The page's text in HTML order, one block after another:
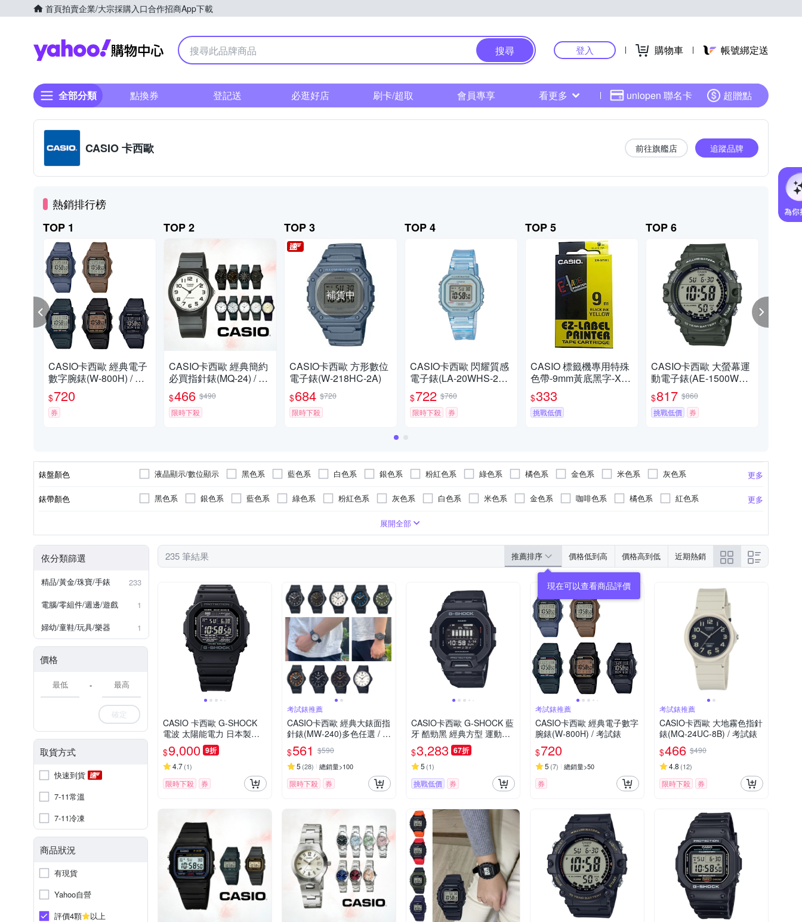
首頁拍賣企業/大宗採購入口合作招商App下載
Yahoo購物中心
搜尋 登入 購物車 帳號綁定送
全部分類 點換券 登記送 必逛好店 刷卡/超取 會員專享 看更多 uniopen 聯名卡 超贈點
CASIO 卡西歐 前往旗艦店 追蹤品牌
熱銷排行榜
TOP 1
CASIO卡西歐 經典電子
數字腕錶(W-800H) / 考
試錶
$720
券
TOP 2
CASIO卡西歐 經典簡約
必買指針錶(MQ-24) / 考
試錶
$466 $490
限時下殺
TOP 3
補貨中
CASIO卡西歐 方形數位
電子錶(W-218HC-2A)
$684 $720
限時下殺
TOP 4
CASIO卡西歐 閃耀質感
電子錶(LA-20WHS-2A) /
考試錶
$722 $760
限時下殺
券
TOP 5
CASIO 標籤機專用特殊
色帶-9mm黃底黑字-XR-
9YW1
$333
挑戰低價
TOP 6
CASIO卡西歐 大螢幕運
動電子錶(AE-1500WHX
-3A)錶帶加長款 / 考試錶
$817 $860
挑戰低價
券
錶盤顏色 更多
液晶顯示/數位顯示 黑色系 藍色系 白色系 銀色系 粉紅色系 綠色系 橘色系 金色系 米色系
灰色系
黃色系
紫色系 玫瑰金色系 紅色系 咖啡色系 多色系
錶帶顏色 更多
黑色系 銀色系 藍色系 綠色系 粉紅色系 灰色系 白色系 米色系 金色系 咖啡色系 橘色系
紅色系
黃色系
礦石鏡面
酒桶型
活動式錶扣
展開全部
依分類篩選
精品/黃金/珠寶/手錶
233
電腦/零組件/週邊/遊戲
1
婦幼/童鞋/玩具/樂器
1
價格
-
確定
取貨方式
快速到貨
7-11常溫
7-11冷凍
商品狀況
有現貨
Yahoo自營
評價4顆
以上
235 筆結果 推薦排序 價格低到高 價格高到低 近期熱銷
CASIO 卡西歐 G-SHOCK
電波 太陽能電力 日本製造
經典方型 酷黑 GW-5000HS
-1_42.8mm
$9,000 9折
4.7(1)
限時下殺 券
考試錶推薦
CASIO卡西歐 經典大錶面指
針錶(MW-240)多色任選 / 考
試錶
$561 $590
5 (28) 總銷量>100
限時下殺 券
CASIO卡西歐 G-SHOCK 藍
牙 酷勁黑 經典方型 運動系
列 GBD-200-1_45.9mm
$3,283 67折
5 (1)
挑戰低價 券
考試錶推薦
CASIO卡西歐 經典電子數字
腕錶(W-800H) / 考試錶
$720
5 (7) 總銷量>50
券
考試錶推薦
CASIO卡西歐 大地霧色指針
錶(MQ-24UC-8B) / 考試錶
$466 $490
4.8 (12)
限時下殺 券